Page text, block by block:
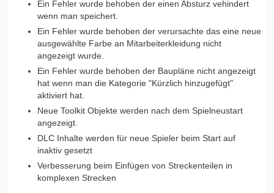
Ein Fehler wurde behoben der einen Absturz vehindert
wenn man speichert.
Ein Fehler wurde behoben der verursachte das eine neue
ausgewählte Farbe an Mitarbeiterkleidung nicht
angezeigt wurde.
Ein Fehler wurde behoben der Baupläne nicht angezeigt
hat wenn man die Kategorie "Kürzlich hinzugefügt"
aktiviert hat.
Neue Toolkit Objekte werden nach dem Spielneustart
angezeigt.
DLC Inhalte werden für neue Spieler beim Start auf
inaktiv gesetzt
Verbesserung beim Einfügen von Streckenteilen in
komplexen Strecken